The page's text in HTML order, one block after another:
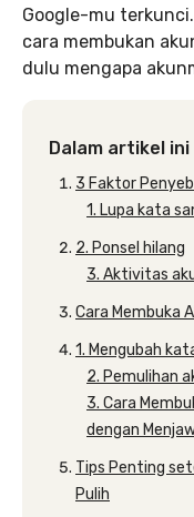
Google-mu
cara membukan
dulu mengapa
Dalam artikel ini
3 Faktor
1. Lupa kata
2. Ponsel hilang
3. Aktivitas
Cara Membuka
1. Mengubah
2. Pemulihan
3. Cara
dengan
Tips Penting
Pulih